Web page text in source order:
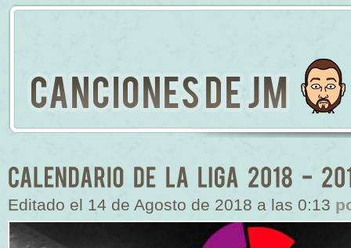
Editado el 14 de Agosto de 2018 a las 0:13